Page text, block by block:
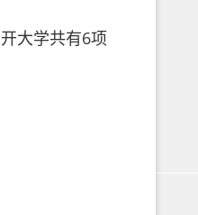
大学共有6项